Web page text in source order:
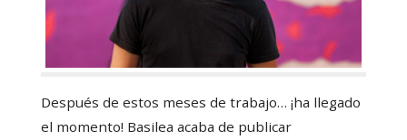
Después de estos meses de trabajo… ¡ha llegado
el momento! Basilea acaba de publicar